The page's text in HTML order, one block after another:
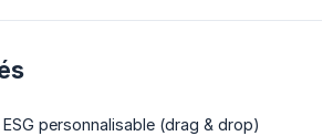
personnalisable (drag & drop)